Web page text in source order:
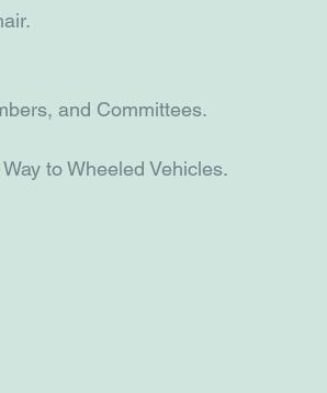
and Committees.
to Wheeled Vehicles.